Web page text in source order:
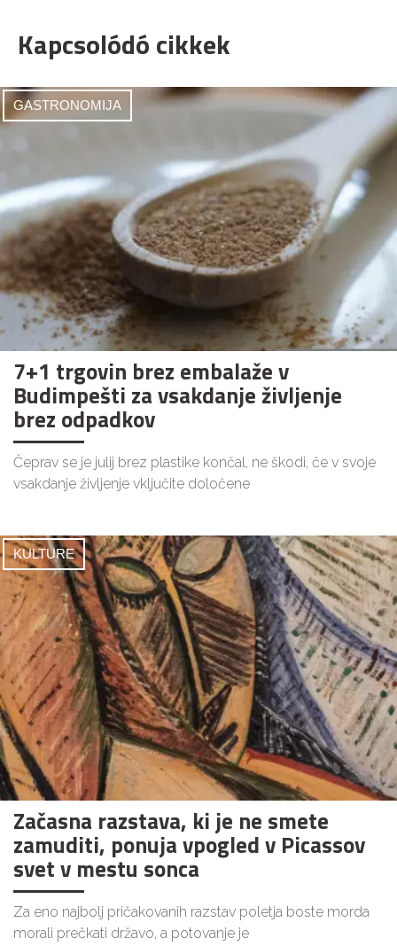
Kapcsolódó cikkek
GASTRONOMIJA
7+1 trgovin brez embalaže v
Budimpešti za vsakdanje življenje
brez odpadkov
Čeprav se je julij brez plastike končal, ne škodi, če v svoje
vsakdanje življenje vključite določene
KULTURE
Začasna razstava, ki je ne smete
zamuditi, ponuja vpogled v Picassov
svet v mestu sonca
Za eno najbolj pričakovanih razstav poletja boste morda
morali prečkati državo, a potovanje je